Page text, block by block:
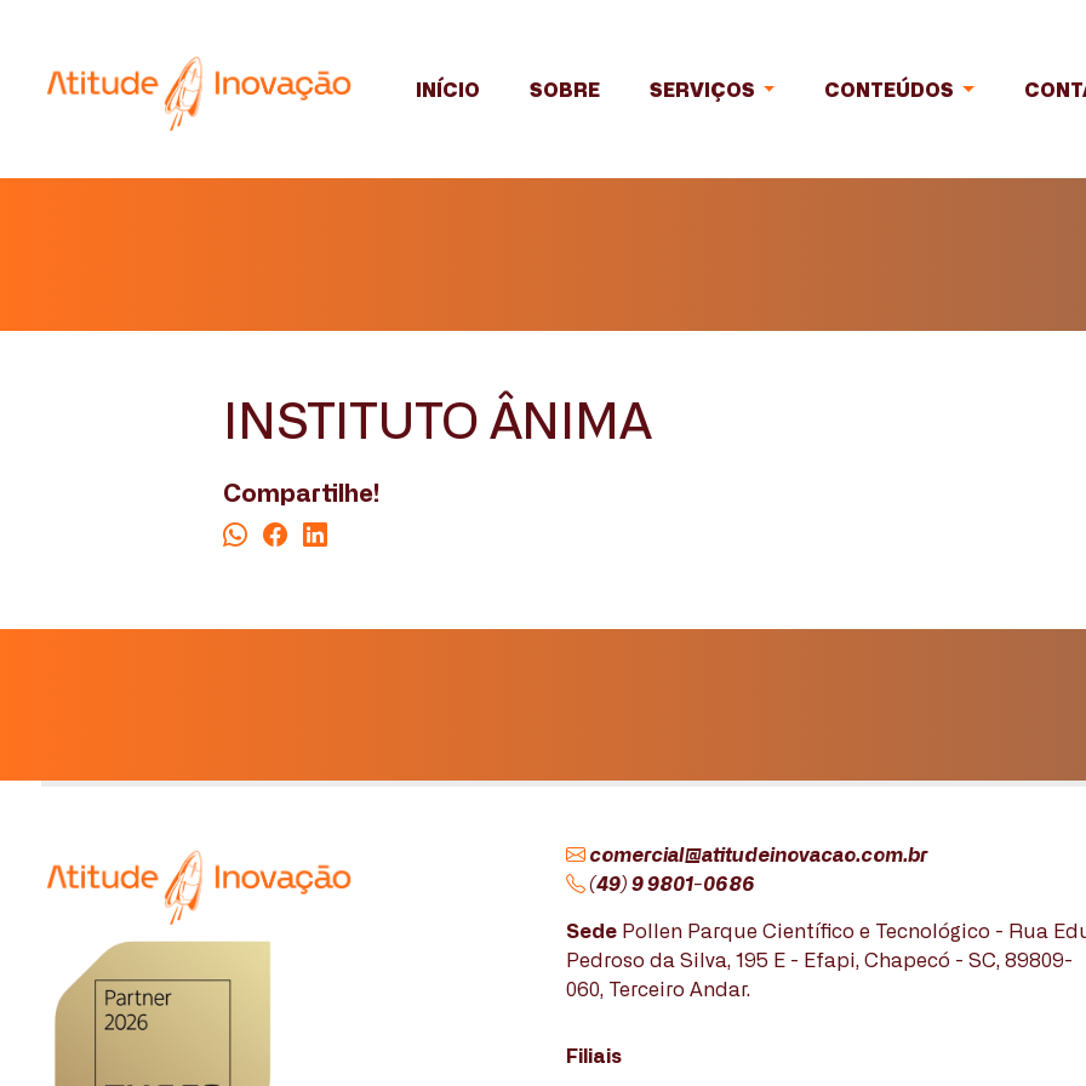
INÍCIO SOBRE SERVIÇOS CONTEÚDOS
INSTITUTO ÂNIMA
Compartilhe!
comercial@atitudeinovacao.com.br
(49) 9 9801-0686
Sede Pollen Parque Científico e Tecnológico - Rua
Pedroso da Silva, 195 E - Efapi, Chapecó - SC, 89809-
060, Terceiro Andar.
Filiais